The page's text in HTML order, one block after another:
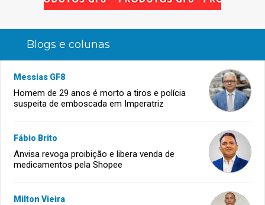
Blogs e colunas
Messias GF8
Homem de 29 anos é morto a tiros e polícia
suspeita de emboscada em Imperatriz
Fábio Brito
Anvisa revoga proibição e libera venda de
medicamentos pela Shopee
Milton Vieira